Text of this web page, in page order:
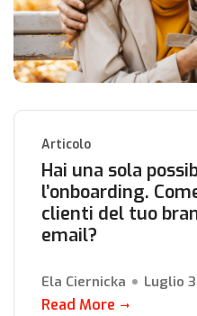
Articolo
Hai una sola
l’onboarding.
clienti del tuo
email?
Ela Ciernicka Luglio
Read More